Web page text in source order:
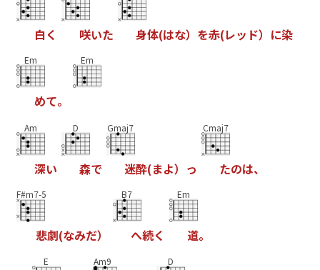
白 く 咲いた 身体(はな） を赤(レッ ド） に染
Em
めて。
Em
Am
深い
D
森で
Gmaj7
迷酔(まよ） っ
Cmaj7
たのは、
F#m7-5
悲劇(なみだ）
B7
へ続く
Em
道。
E Am9 D